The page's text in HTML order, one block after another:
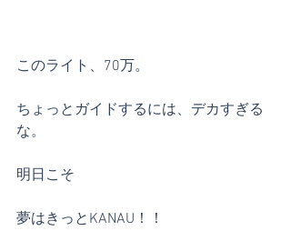
このライト、70万。
ちょっとガイドするには、デカすぎる
な。
明日こそ
夢はきっとKANAU！！